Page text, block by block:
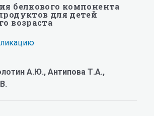
белкового компонента
для детей
возраста
А.Ю., Антипова Т.А.,